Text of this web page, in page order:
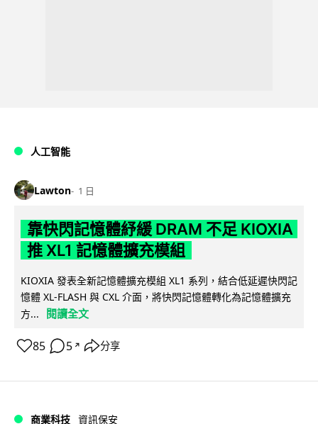
人工智能
Lawton 1 日
靠快閃記憶體紓緩 DRAM 不足 KIOXIA
推 XL1 記憶體擴充模組
KIOXIA 發表全新記憶體擴充模組 XL1 系列，結合低延遲快閃記
憶體 XL-FLASH 與 CXL 介面，將快閃記憶體轉化為記憶體擴充
方...
閱讀全文
85 5 ↗ 分享
商業科技 資訊保安